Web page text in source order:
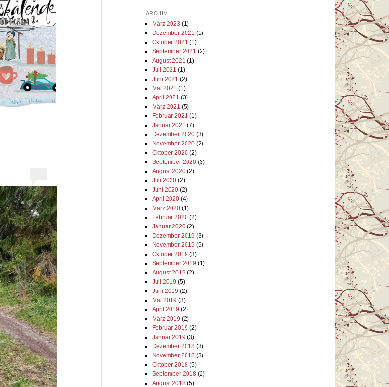
ARCHIV
März 2023 (1)
Dezember 2021 (1)
Oktober 2021 (1)
September 2021 (2)
August 2021 (1)
Juli 2021 (1)
Juni 2021 (2)
Mai 2021 (1)
April 2021 (3)
März 2021 (5)
Februar 2021 (1)
Januar 2021 (7)
Dezember 2020(3)
November 2020(2)
Oktober 2020(2)
September 2020(3)
August 2020(2)
Juli 2020(2)
Juni 2020(2)
April 2020(4)
März 2020(1)
Februar 2020(2)
Januar 2020(2)
Dezember 2019 (3)
November 2019 (5)
Oktober 2019 (3)
September 2019 (1)
August 2019 (2)
Juli 2019 (5)
Juni 2019 (2)
Mai 2019 (3)
April 2019 (2)
März 2019 (2)
Februar 2019 (2)
Januar 2019 (3)
Dezember 2018(3)
November 2018(3)
Oktober 2018(5)
September 2018(2)
August 2018(5)